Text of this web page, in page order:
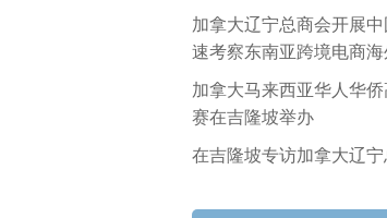
加拿大辽宁总商会开展
速考察东南亚跨境电商
加拿大马来西亚华人华
赛在吉隆坡举办
在吉隆坡专访加拿大辽